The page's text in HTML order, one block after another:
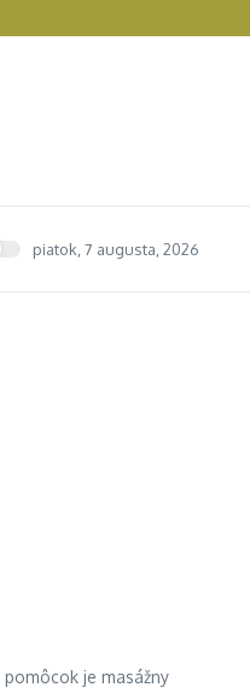
piatok, 7 augusta, 2026
je masážny